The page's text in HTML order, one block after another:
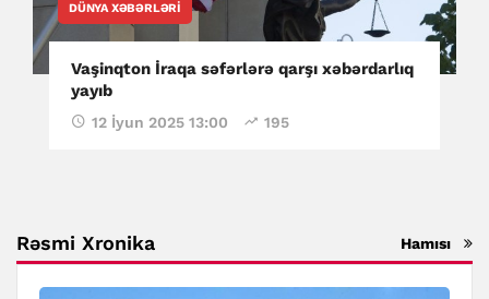
DÜNYA XƏBƏRLƏRI
Vaşinqton İraqa səfərlərə qarşı xəbərdarlıq
yayıb
12 İyun 2025 13:00 195
Rəsmi Xronika Hamısı